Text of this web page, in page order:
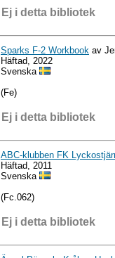
Ej i detta bibliotek
Sparks F-2 Workbook av
Häftad, 2022
Svenska
(Fe)
Ej i detta bibliotek
ABC-klubben FK
Häftad, 2011
Svenska
(Fc.062)
Ej i detta bibliotek